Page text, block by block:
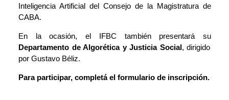
Inteligencia Artificial del Consejo de la Magistratura de
CABA.
En la ocasión, el IFBC también presentará su
Departamento de Algorética y Justicia Social , dirigido
por Gustavo Béliz.
Para participar, completá el formulario de inscripción.